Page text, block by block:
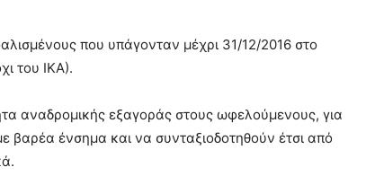
που υπάγονταν μέχρι 31/12/2016 στο
του ΙΚΑ).
αναδρομικής εξαγοράς στους ωφελούμενους, για
βαρέα ένσημα και να συνταξιοδοτηθούν έτσι από